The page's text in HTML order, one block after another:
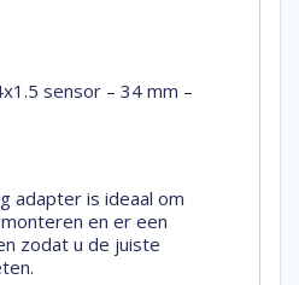
sensor – 34 mm –
adapter is ideaal om
en er een
zodat u de juiste